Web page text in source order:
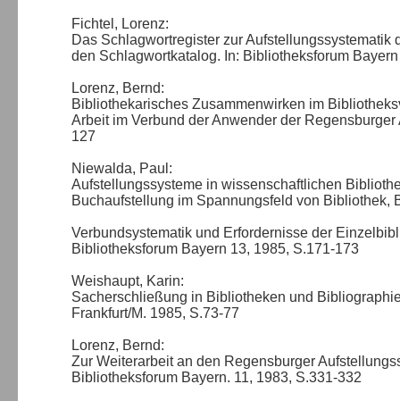
Fichtel, Lorenz:
Das Schlagwortregister zur
den Schlagwortkatalog. In: Bibliotheksforum
Lorenz, Bernd:
Bibliothekarisches Zusammenwirken im
Arbeit im Verbund der Anwender der
127
Niewalda, Paul:
Aufstellungssysteme in wissenschaftlichen
Buchaufstellung im Spannungsfeld von Bibliothek,
Verbundsystematik und Erfordernisse der
Bibliotheksforum Bayern 13, 1985, S.171-173
Weishaupt, Karin:
Sacherschließung in Bibliotheken und
Frankfurt/M. 1985, S.73-77
Lorenz, Bernd:
Zur Weiterarbeit an den Regensburger
Bibliotheksforum Bayern. 11, 1983, S.331-332